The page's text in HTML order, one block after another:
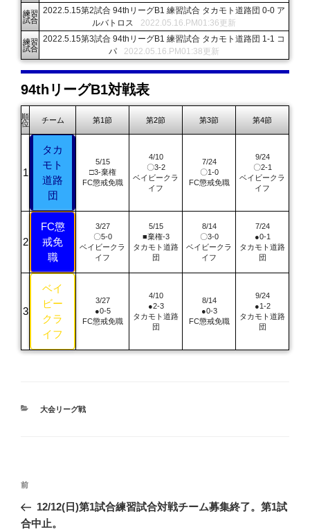
練習
試合
2022.5.15第2試合 94thリーグB1 練習試合 タカモト道路団 0-0 ア
ルバトロス
2022.05.16.PM01:36更新
練習
試合
2022.5.15第3試合 94thリーグB1 練習試合 タカモト道路団 1-1 コ
パ
2022.05.16.PM01:38更新
94thリーグB1対戦表
順
位
チーム 第1節 第2節 第3節 第4節
タカ
モト
道路
団
5/15
□3-棄権
FC懲戒免職
4/10
〇3-2
ベイビークラ
イフ
7/24
〇1-0
FC懲戒免職
9/24
〇2-1
ベイビークラ
イフ
FC懲
戒免
職
3/27
〇5-0
ベイビークラ
イフ
5/15
■棄権-3
タカモト道路
団
8/14
〇3-0
ベイビークラ
イフ
7/24
●0-1
タカモト道路
団
ベイ
ビー
クラ
イフ
3/27
●0-5
FC懲戒免職
4/10
●2-3
タカモト道路
団
8/14
●0-3
FC懲戒免職
9/24
●1-2
タカモト道路
団
カ
大会リーグ戦
投
稿
ナ
前
の
投
前
12/12(日)第1試合練習試合対戦チーム募集終了。第1試
合中止。